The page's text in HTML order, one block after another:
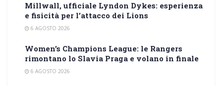
Millwall, ufficiale Lyndon Dykes: esperienza
e fisicità per l’attacco dei Lions
6 AGOSTO 2026
Women’s Champions League: le Rangers
rimontano lo Slavia Praga e volano in finale
6 AGOSTO 2026